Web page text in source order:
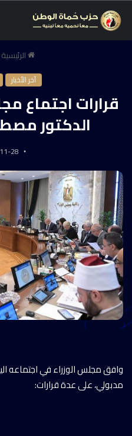
الرئيسية
آخر الأخبار
قرارات اجتماع
الدكتور
28
وافق مجلس الوزراء في اجتماعه
مدبولي، على عدة قرارات: